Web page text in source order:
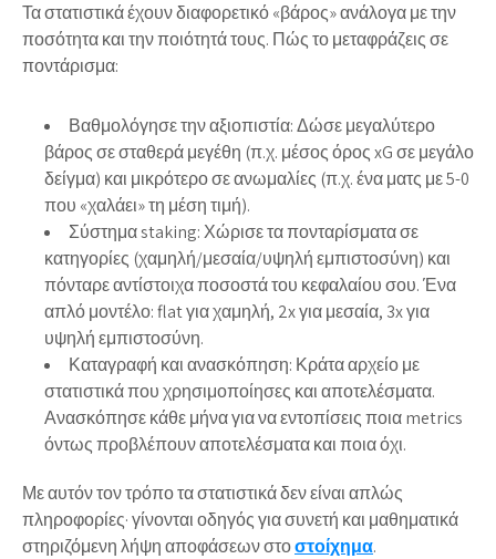
Τα στατιστικά έχουν διαφορετικό «βάρος» ανάλογα με την
ποσότητα και την ποιότητά τους. Πώς το μεταφράζεις σε
ποντάρισμα:
Βαθμολόγησε την αξιοπιστία:Δώσε μεγαλύτερο
βάρος σε σταθερά μεγέθη (π.χ. μέσος όρος xG σε μεγάλο
δείγμα) και μικρότερο σε ανωμαλίες (π.χ. ένα ματς με 5-0
που «χαλάει» τη μέση τιμή).
Σύστημα staking:Χώρισε τα πονταρίσματα σε
κατηγορίες (χαμηλή/μεσαία/υψηλή εμπιστοσύνη) και
πόνταρε αντίστοιχα ποσοστά του κεφαλαίου σου. Ένα
απλό μοντέλο: flat για χαμηλή, 2x για μεσαία, 3x για
υψηλή εμπιστοσύνη.
Καταγραφή και ανασκόπηση: Κράτα αρχείο με
στατιστικά που χρησιμοποίησες και αποτελέσματα.
Ανασκόπησε κάθε μήνα για να εντοπίσεις ποια metrics
όντως προβλέπουν αποτελέσματα και ποια όχι.
Με αυτόν τον τρόπο τα στατιστικά δεν είναι απλώς
πληροφορίες· γίνονται οδηγός για συνετή και μαθηματικά
στηριζόμενη λήψη αποφάσεων στοστοίχημα.